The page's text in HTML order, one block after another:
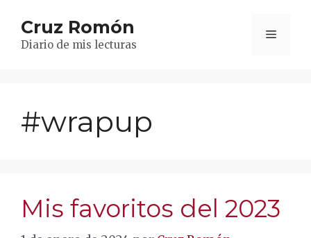
contenido
Cruz Romón
Diario de mis lecturas
Menú
#wrapup
Mis favoritos del 2023